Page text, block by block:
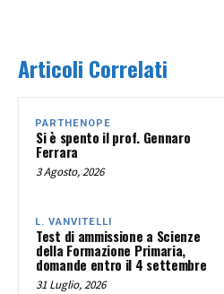
Articoli Correlati
PARTHENOPE
Si è spento il prof. Gennaro
Ferrara
3 Agosto, 2026
L. VANVITELLI
Test di ammissione a Scienze
della Formazione Primaria,
domande entro il 4 settembre
31 Luglio, 2026